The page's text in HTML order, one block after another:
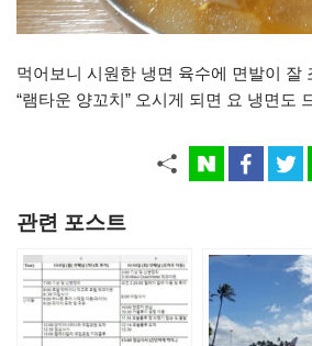
먹어보니 시원한 냉면 육수에 면발이 잘
“램타운 양꼬치” 오시게 되면 요 냉면도
관련 포스트